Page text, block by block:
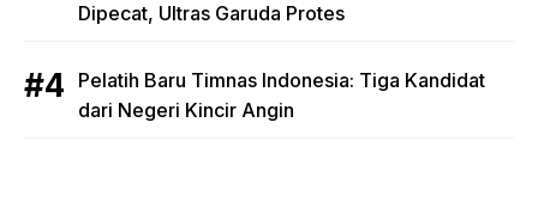
Dipecat, Ultras Garuda Protes
Pelatih Baru Timnas Indonesia: Tiga Kandidat
dari Negeri Kincir Angin